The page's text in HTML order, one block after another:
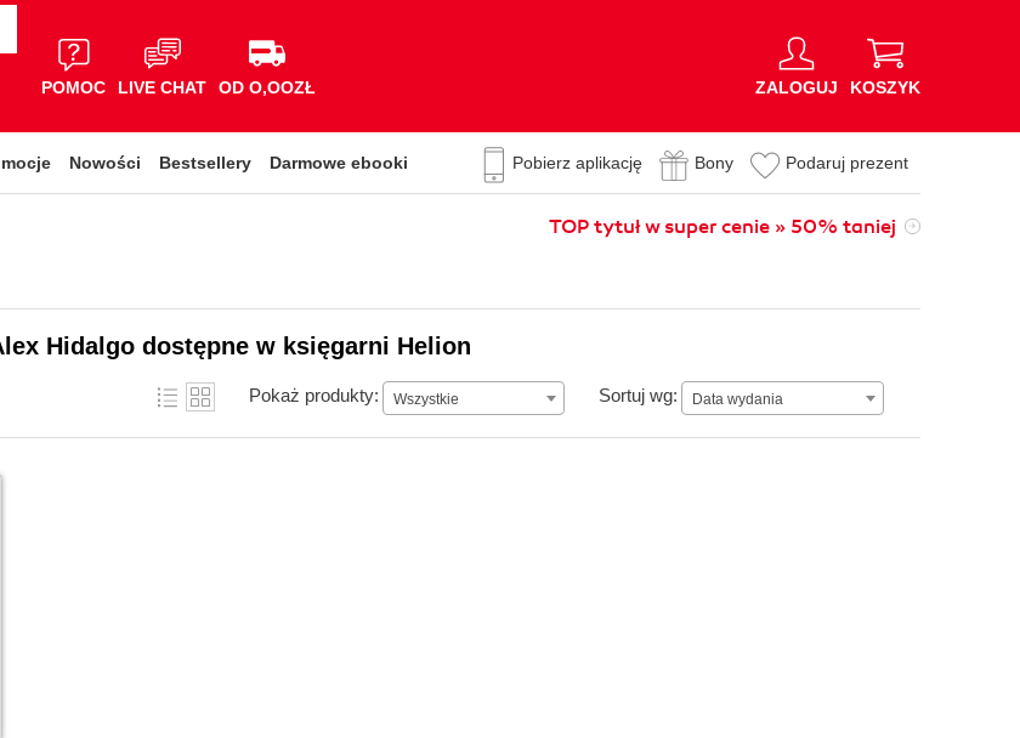
POMOC LIVE CHAT OD O,OOZŁ ZALOGUJ KOSZYK
Nowości Bestsellery Darmowe ebooki Pobierz aplikację Bony Podaruj prezent
TOP tytuł w super cenie » 50% taniej
Hidalgo dostępne w księgarni Helion
Pokaż produkty: Wszystkie Sortuj wg: Data wydania
Data wydania